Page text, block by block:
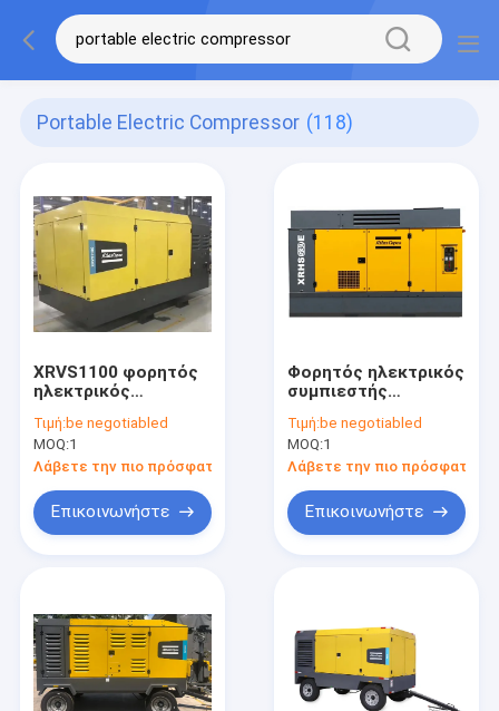
Portable Electric Compressor (118)
XRVS1100 φορητός
ηλεκτρικός
αυτόματο κλείσιμο
και ψηφιακή οθόνη
Τιμή:be negotiabled
MOQ:1
Λάβετε την πιο πρόσφατη τιμή
Επικοινωνήστε
Φορητός ηλεκτρικός
συμπιεστής
20 bar και κινητήρα
Premium YE2-355M1-
4
Τιμή:be negotiabled
MOQ:1
Λάβετε την πιο πρόσφατη
Επικοινωνήστε